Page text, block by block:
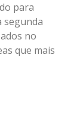
para
segunda
no
que mais